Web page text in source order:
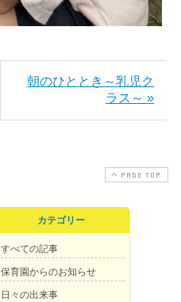
朝のひととき～乳児ク
ラス～ »
PAGE TOP
カテゴリー
すべての記事
保育園からのお知らせ
日々の出来事